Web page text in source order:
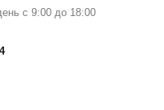
с 9:00 до 18:00